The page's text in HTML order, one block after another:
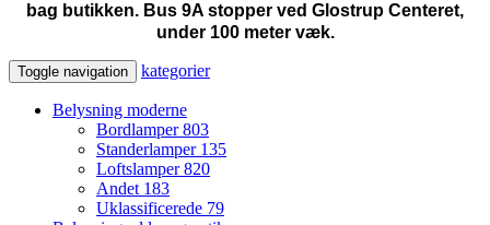
bag butikken. Bus 9A stopper ved Glostrup Centeret,
under 100 meter væk.
Toggle navigation kategorier
Belysning moderne
Bordlamper803
Standerlamper 135
Loftslamper820
Andet 183
Uklassificerede 79